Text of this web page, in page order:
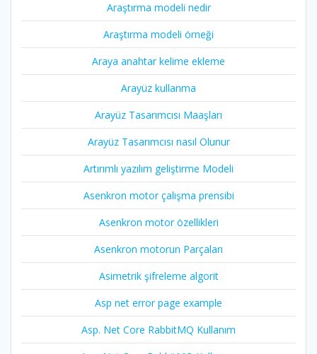
Araştırma modeli nedir
Araştırma modeli örneği
Araya anahtar kelime ekleme
Arayüz kullanma
Arayüz Tasarımcısı Maaşları
Arayüz Tasarımcısı nasıl Olunur
Artırımlı yazılım geliştirme Modeli
Asenkron motor çalışma prensibi
Asenkron motor özellikleri
Asenkron motorun Parçaları
Asimetrik şifreleme algorit
Asp net error page example
Asp. Net Core RabbitMQ Kullanım